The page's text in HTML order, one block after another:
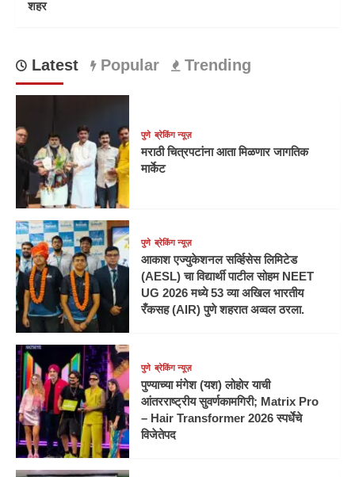
शहर
Latest Popular Trending
पुणे ब्रेकिंग न्यूज़
मराठी चित्रपटांना आता मिळणार जागतिक
मार्केट
पुणे ब्रेकिंग न्यूज़
आकाश एज्युकेशनल सर्व्हिसेस लिमिटेड
(AESL) चा विद्यार्थी पाटील सोहम NEET
UG 2026 मध्ये 53 व्या अखिल भारतीय
रँकसह (AIR) पुणे शहरात अव्वल ठरला.
पुणे ब्रेकिंग न्यूज़
पुण्याच्या मंगेश (यश) लोहोर याची
आंतरराष्ट्रीय सुवर्णकामगिरी; Matrix Pro
– Hair Transformer 2026 स्पर्धेचे
विजेतेपद